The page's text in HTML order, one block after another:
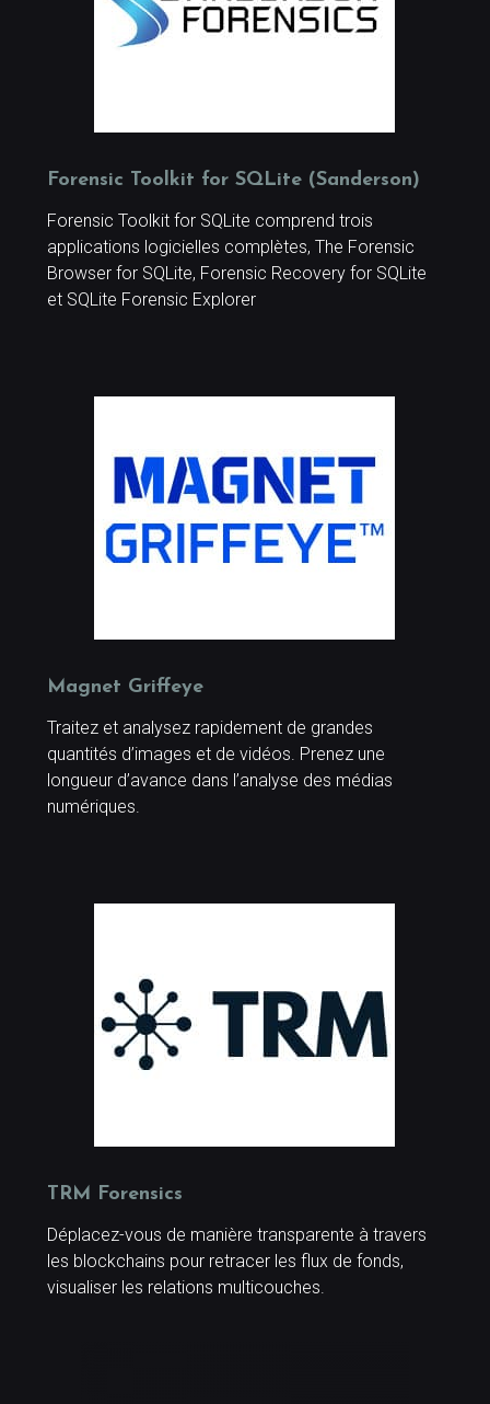
Forensic Toolkit for SQLite (Sanderson)
Forensic Toolkit for SQLite comprend trois
applications logicielles complètes, The Forensic
Browser for SQLite, Forensic Recovery for SQLite
et SQLite Forensic Explorer
Magnet Griffeye
Traitez et analysez rapidement de grandes
quantités d’images et de vidéos. Prenez une
longueur d’avance dans l’analyse des médias
numériques.
TRM Forensics
Déplacez-vous de manière transparente à travers
les blockchains pour retracer les flux de fonds,
visualiser les relations multicouches.